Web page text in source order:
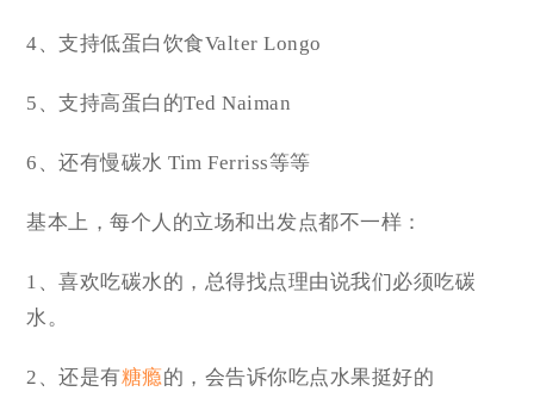
4、支持低蛋白饮食Valter Longo
5、支持高蛋白的Ted Naiman
6、还有慢碳水 Tim Ferriss等等
基本上，每个人的立场和出发点都不一样：
1、喜欢吃碳水的，总得找点理由说我们必须吃碳
水。
2、还是有糖瘾的，会告诉你吃点水果挺好的